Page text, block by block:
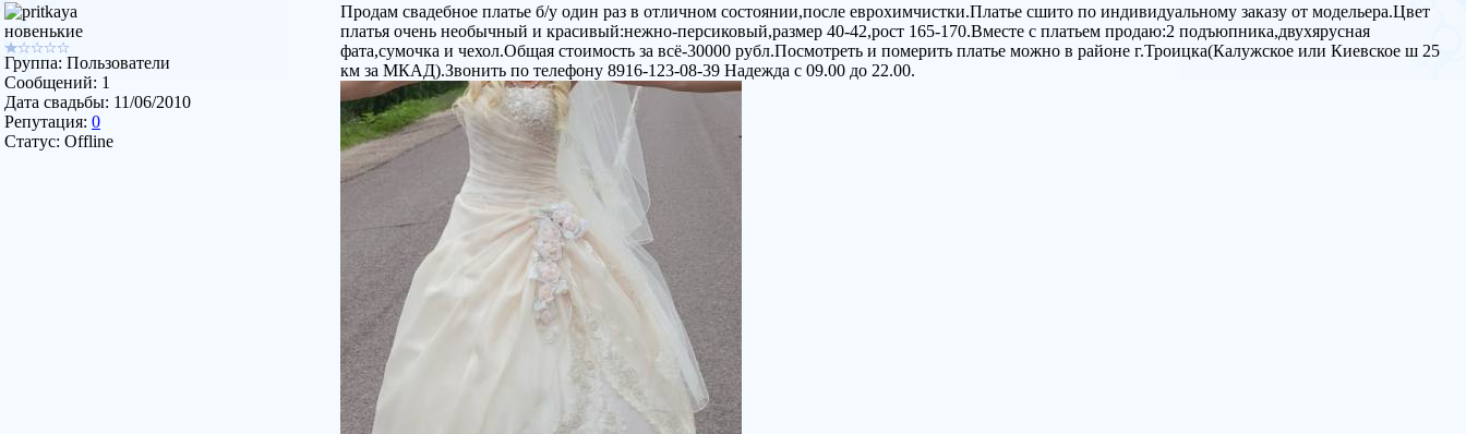
новенькие
Группа: Пользователи
Сообщений: 1
Дата свадьбы: 11/06/2010
Репутация: 0
Статус: Offline
Продам свадебное платье б/у один раз в отличном состоянии,после еврохимчистки.Платье сшито по индивидуальному заказу от модельера.Цвет
платья очень необычный и красивый:нежно-персиковый,размер 40-42,рост 165-170.Вместе с платьем продаю:2 подъюпника,двухярусная
фата,сумочка и чехол.Общая стоимость за всё-30000 рубл.Посмотреть и померить платье можно в районе г.Троицка(Калужское или Киевское ш 25
км за МКАД).Звонить по телефону 8916-123-08-39 Надежда с 09.00 до 22.00.